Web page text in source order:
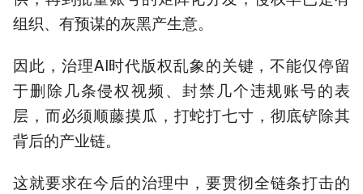
组织、有预谋的灰黑产生意。
因此，治理AI时代版权乱象的关键，不能仅停留
于删除几条侵权视频、封禁几个违规账号的表
层，而必须顺藤摸瓜，打蛇打七寸，彻底铲除其
背后的产业链。
这就要求在今后的治理中，要贯彻全链条打击的